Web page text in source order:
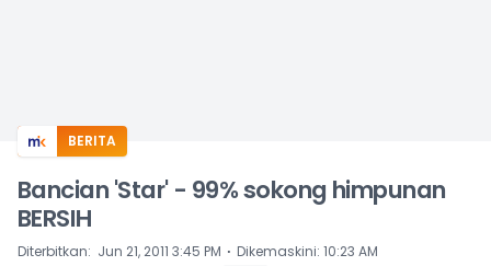
BERITA
Bancian 'Star' - 99% sokong himpunan
BERSIH
Diterbitkan: Jun 21, 2011 3:45 PM ⋅ Dikemaskini: 10:23 AM